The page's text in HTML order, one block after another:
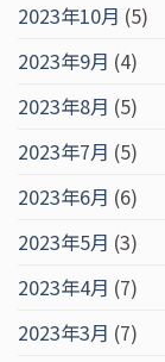
2023年10月 (5)
2023年9月 (4)
2023年8月 (5)
2023年7月 (5)
2023年6月 (6)
2023年5月 (3)
2023年4月 (7)
2023年3月 (7)